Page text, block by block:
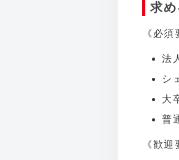
求
《必須
法
シ
大
普
《歓迎